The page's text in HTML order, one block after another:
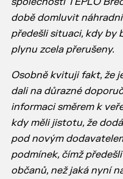
době domluvit
předešli situaci, kdy by
plynu zcela přerušeny.
Osobně kvituji fakt, že
dali na důrazné
informaci směrem k
kdy měli jistotu, že
pod novým
podmínek, čímž
občanů, než jaká nyní